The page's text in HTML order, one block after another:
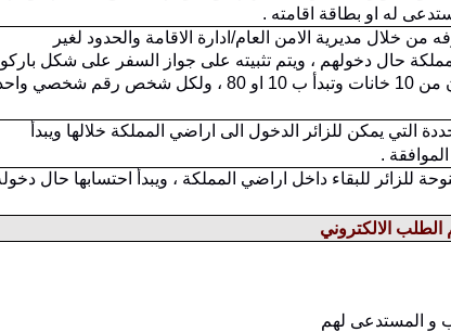
له او بطاقة اقامته .
من خلال مديرية الامن العام/ادارة الاقامة والحدود لغير
المملكة حال دخولهم ، ويتم تثبيته على جواز السفر على شكل
له ارقام متسلسلة تتكون من 10 خانات وتبدأ ب 10 او 80 ، ولكل شخص رقم شخصي
التي يمكن للزائر الدخول الى اراضي المملكة خلالها ويبدأ
.
للزائر للبقاء داخل اراضي المملكة ، ويبدأ احتسابها حال
الطلب الالكتروني
و المستدعى لهم